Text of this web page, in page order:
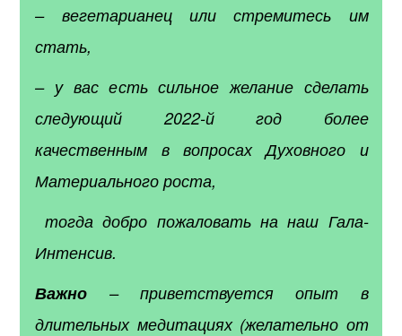
– вегетарианец или стремитесь им
стать,
– у вас есть сильное желание сделать
следующий 2022-й год более
качественным в вопросах Духовного и
Материального роста,
тогда добро пожаловать на наш Гала-
Интенсив.
Важно – приветствуется опыт в
длительных медитациях (желательно от